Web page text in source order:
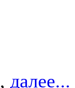
, далее...